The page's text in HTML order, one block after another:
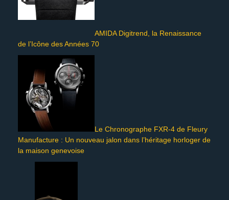
AMIDA Digitrend, la Renaissance
de l’Icône des Années 70
Le Chronographe FXR-4 de Fleury
Manufacture : Un nouveau jalon dans l’héritage horloger de
la maison genevoise